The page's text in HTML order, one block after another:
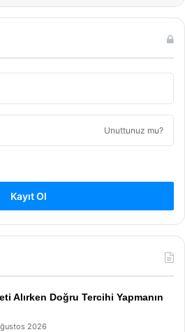
Unuttunuz mu?
Kayıt Ol
Alırken Doğru Tercihi Yapmanın
2026